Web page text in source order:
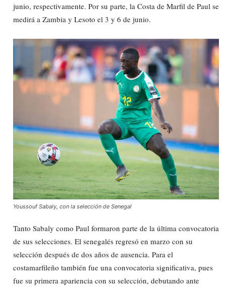
junio, respectivamente. Por su parte, la Costa de Marfil de Paul se
medirá a Zambia y Lesoto el 3 y 6 de junio.
Youssouf Sabaly, con la selección de Senegal
Tanto Sabaly como Paul formaron parte de la última convocatoria
de sus selecciones. El senegalés regresó en marzo con su
selección después de dos años de ausencia. Para el
costamarfileño también fue una convocatoria significativa, pues
fue su primera apariencia con su selección, debutando ante